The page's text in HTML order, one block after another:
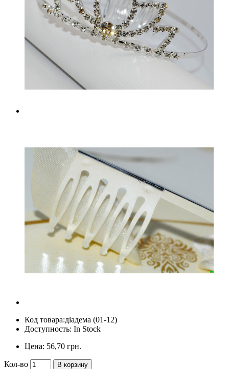
Код товара:діадема (01-12)
Доступность: In Stock
Цена: 56,70 грн.
Кол-во В корзину